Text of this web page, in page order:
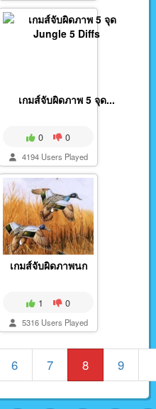
เกมส์จับผิดภาพ 5 จุด...
0 0
4194 Users Played
...เกมส์จับผิดภาพนก
1 0
5316 Users Played
6 7 8 9